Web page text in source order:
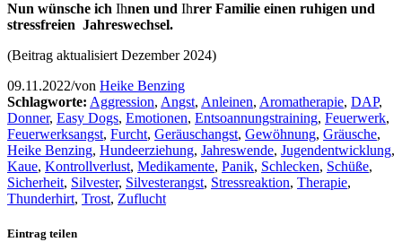
Nun wünsche ich Ihnen und Ihrer Familie einen ruhigen und
stressfreien Jahreswechsel.
(Beitrag aktualisiert Dezember 2024)
09.11.2022/von Heike Benzing
Schlagworte: Aggression, Angst, Anleinen, Aromatherapie, DAP,
Donner, Easy Dogs, Emotionen, Entsoannungstraining, Feuerwerk,
Feuerwerksangst, Furcht, Geräuschangst, Gewöhnung, Gräusche,
Heike Benzing, Hundeerziehung, Jahreswende, Jugendentwicklung,
Kaue, Kontrollverlust, Medikamente, Panik, Schlecken, Schüße,
Sicherheit, Silvester, Silvesterangst, Stressreaktion, Therapie,
Thunderhirt, Trost, Zuflucht
Eintrag teilen